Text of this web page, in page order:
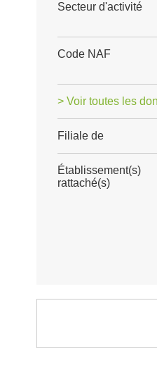
Secteur d'activité
Code NAF
> Voir toutes les
Filiale de
Établissement(s)
rattaché(s)